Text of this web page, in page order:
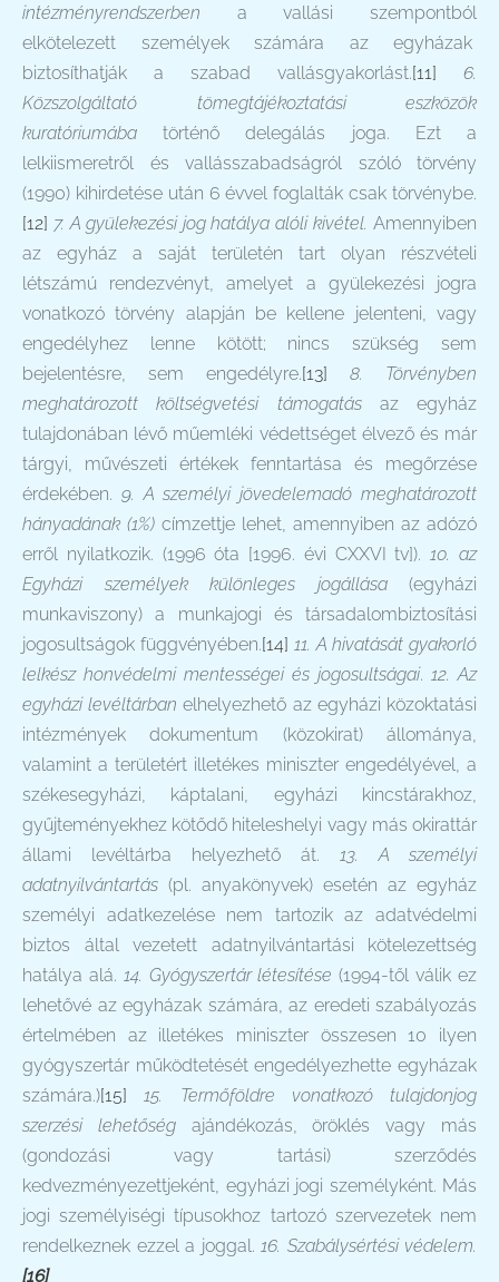
intézményrendszerben a vallási szempontból
elkötelezett személyek számára az egyházak
biztosíthatják a szabad vallásgyakorlást.[11]
6.
Közszolgáltató tömegtájékoztatási eszközök
kuratóriumába történő delegálás joga. Ezt a
lelkiismeretről és vallásszabadságról szóló törvény
(1990) kihirdetése után 6 évvel foglalták csak törvénybe.
[12] 7. A gyülekezési jog hatálya alóli kivétel. Amennyiben
az egyház a saját területén tart olyan részvételi
létszámú rendezvényt, amelyet a gyülekezési jogra
vonatkozó törvény alapján be kellene jelenteni, vagy
engedélyhez lenne kötött; nincs szükség sem
bejelentésre, sem engedélyre.[13]
8. Törvényben
meghatározott költségvetési támogatásaz egyház
tulajdonában lévő műemléki védettséget élvező és már
tárgyi, művészeti értékek fenntartása és megőrzése
érdekében. 9. A személyi jövedelemadó meghatározott
hányadának (1%) címzettje lehet, amennyiben az adózó
erről nyilatkozik. (1996 óta [1996. évi CXXVI tv]).10. az
Egyházi személyek különleges jogállása(egyházi
munkaviszony) a munkajogi és társadalombiztosítási
jogosultságok függvényében.[14] 11. A hivatását gyakorló
lelkész honvédelmi mentességei és jogosultságai. 12. Az
egyházi levéltárban elhelyezhető az egyházi közoktatási
intézmények dokumentum (közokirat) állománya,
valamint a területért illetékes miniszter engedélyével, a
székesegyházi, káptalani, egyházi kincstárakhoz,
gyűjteményekhez kötődő hiteleshelyi vagy más okirattár
állami levéltárba helyezhető át. 13. A személyi
adatnyilvántartás (pl. anyakönyvek) esetén az egyház
személyi adatkezelése nem tartozik az adatvédelmi
biztos által vezetett adatnyilvántartási kötelezettség
hatálya alá. 14. Gyógyszertár létesítése (1994-től válik ez
lehetővé az egyházak számára, az eredeti szabályozás
értelmében az illetékes miniszter összesen 10 ilyen
gyógyszertár működtetését engedélyezhette egyházak
számára.)[15]
15. Termőföldre vonatkozó tulajdonjog
szerzési lehetőségajándékozás, öröklés vagy más
(gondozási vagy tartási) szerződés
kedvezményezettjeként, egyházi jogi személyként. Más
jogi személyiségi típusokhoz tartozó szervezetek nem
rendelkeznek ezzel a joggal. 16. Szabálysértési védelem.
[16]